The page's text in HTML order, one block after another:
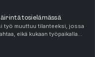
tosielämässä
työ muuttuu tilanteeksi, jossa
eikä kukaan työpaikalla
pysäyttävässä